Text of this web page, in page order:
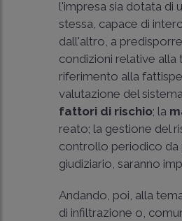
l'impresa sia dotata di
stessa, capace di
dall'altro, a
condizioni relative alla
riferimento alla
valutazione del
fattori di rischio; la
reato; la gestione del
controllo periodico da
giudiziario, saranno
Andando, poi, alla
di infiltrazione o,